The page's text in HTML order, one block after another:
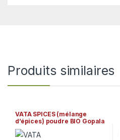
Produits similaires
VATA SPICES (mélange
d’épices) poudre BIO Gopala
Ayurveda